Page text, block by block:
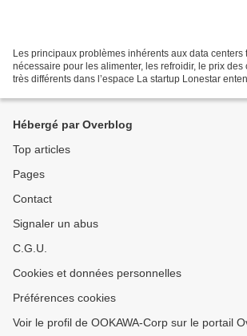
Les principaux problèmes inhérents aux data centers
nécessaire pour les alimenter, les refroidir, le prix
très différents dans l’espace La startup Lonestar
Hébergé par Overblog
Top articles
Pages
Contact
Signaler un abus
C.G.U.
Cookies et données personnelles
Préférences cookies
Voir le profil de OOKAWA-Corp sur le portail